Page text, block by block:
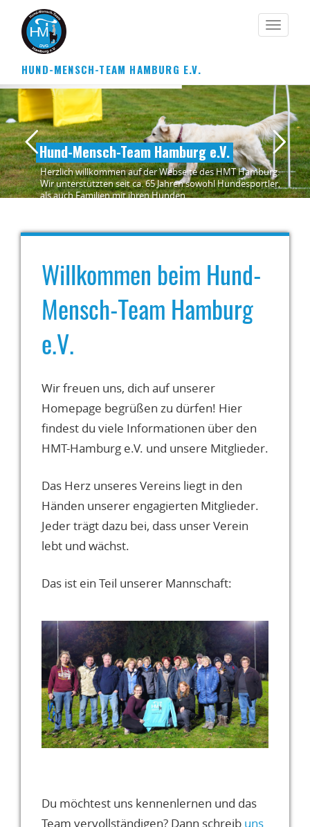
HUND-MENSCH-TEAM HAMBURG E.V.
Für ein harmonisches und respektvolles und-Mensch-
Team.
Hund-Mensch-Team Hamburg e.V.
Herzlich willkommen auf der Webseite des HMT Hamburg.
Wir unterstützten seit ca. 65 Jahren sowohl Hundesportler,
als auch Familien mit ihren Hunden.
Willkommen beim Hund-
Mensch-Team Hamburg
e.V.
Wir freuen uns, dich auf unserer
Homepage begrüßen zu dürfen! Hier
findest du viele Informationen über den
HMT-Hamburg e.V. und unsere Mitglieder.
Das Herz unseres Vereins liegt in den
Händen unserer engagierten Mitglieder.
Jeder trägt dazu bei, dass unser Verein
lebt und wächst.
Das ist ein Teil unserer Mannschaft:
Du möchtest uns kennenlernen und das
Team vervollständigen? Dann schreib uns